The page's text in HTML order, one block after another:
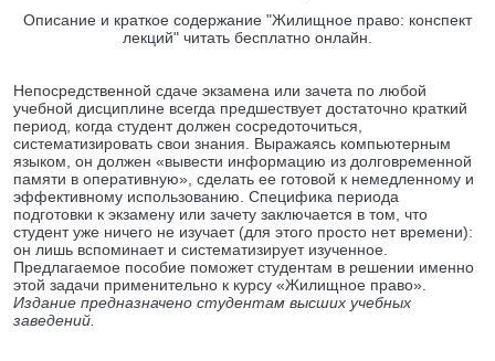
Описание и краткое содержание "Жилищное право: конспект
лекций" читать бесплатно онлайн.
Непосредственной сдаче экзамена или зачета по любой
учебной дисциплине всегда предшествует достаточно краткий
период, когда студент должен сосредоточиться,
систематизировать свои знания. Выражаясь компьютерным
языком, он должен «вывести информацию из долговременной
памяти в оперативную», сделать ее готовой к немедленному и
эффективному использованию. Специфика периода
подготовки к экзамену или зачету заключается в том, что
студент уже ничего не изучает (для этого просто нет времени):
он лишь вспоминает и систематизирует изученное.
Предлагаемое пособие поможет студентам в решении именно
этой задачи применительно к курсу «Жилищное право».
Издание предназначено студентам высших учебных
заведений.